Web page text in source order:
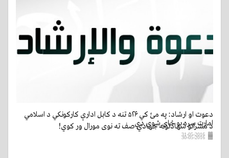
دعوت او ارشاد: په مئ کي ۵۲۶ تنه د کابل ادارې کارکونکي د اسلامي
امارت سره یو ځای شوي دي
31-05-2016
د مشرانو شهادتونه جهادي صف ته نوی مورال ور کوي!
30-05-2016